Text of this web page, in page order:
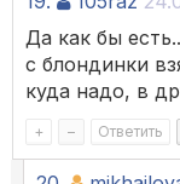
Да как бы
с блондинки
куда надо, в
+ – Ответить